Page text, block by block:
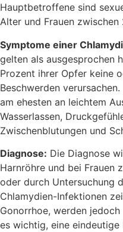
Hauptbetroffene sind
Alter und Frauen
Symptome einer
gelten als ausgesprochen
Prozent ihrer Opfer keine
Beschwerden
am ehesten an leichtem
Wasserlassen,
Zwischenblutungen und
Diagnose: Die Diagnose
Harnröhre und bei Frauen
oder durch Untersuchung
Chlamydien-Infektionen
Gonorrhoe, werden
es wichtig, eine eindeutige